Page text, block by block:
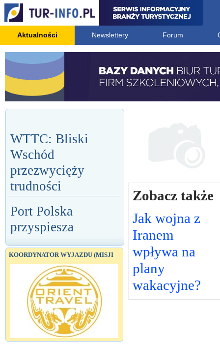
Aktualności Newslettery Forum
WTTC: Bliski
Wschód
przezwycięży
trudności
Port Polska
przyspiesza
KOORDYNATOR WYJAZDU (MISJI
Zobacz także
Jak wojna z
Iranem
wpływa na
plany
wakacyjne?